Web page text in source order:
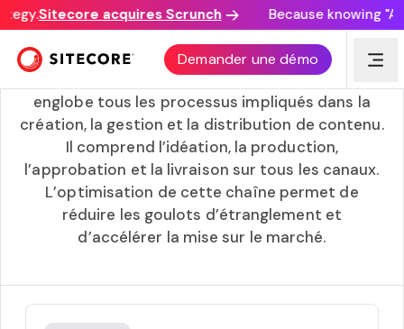
Sitecore acquires Scrunch Because knowing
Demander une démo
Chaîne d’approvisionnement de contenu
La chaîne d’approvisionnement en contenu
englobe tous les processus impliqués dans la
création, la gestion et la distribution de contenu.
Il comprend l’idéation, la production,
l’approbation et la livraison sur tous les canaux.
L’optimisation de cette chaîne permet de
réduire les goulots d’étranglement et
d’accélérer la mise sur le marché.